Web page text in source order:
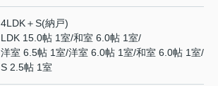
4LDK＋S(納戸)
LDK 15.0帖 1室/和室 6.0帖 1室/
洋室 6.5帖 1室/洋室 6.0帖 1室/和室 6.0帖 1室/
S 2.5帖 1室